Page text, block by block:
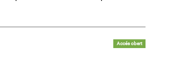
Accés obert